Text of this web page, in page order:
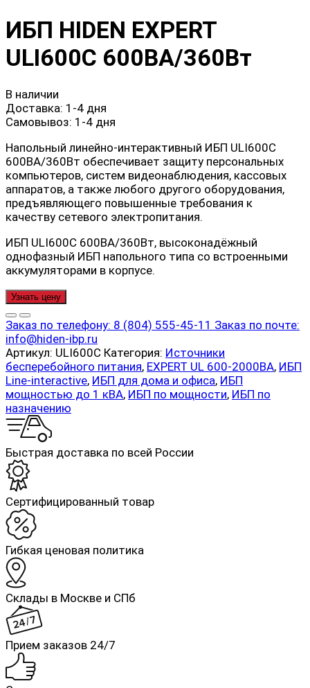
ИБП HIDEN EXPERT
ULI600С 600ВА/360Вт
В наличии
Доставка: 1-4 дня
Самовывоз: 1-4 дня
Напольный линейно-интерактивный ИБП ULI600С
600ВА/360Вт обеспечивает защиту персональных
компьютеров, систем видеонаблюдения, кассовых
аппаратов, а также любого другого оборудования,
предъявляющего повышенные требования к
качеству сетевого электропитания.
ИБП ULI600С 600ВА/360Вт, высоконадёжный
однофазный ИБП напольного типа со встроенными
аккумуляторами в корпусе.
Узнать цену
Заказ по телефону: 8 (804) 555-45-11 Заказ по почте:
info@hiden-ibp.ru
Артикул: ULI600С Категория: Источники
бесперебойного питания, EXPERT UL 600-2000ВА, ИБП
Line-interactive, ИБП для дома и офиса, ИБП
мощностью до 1 кВА, ИБП по мощности, ИБП по
назначению
Быстрая доставка по всей России
Cертифицированный товар
Гибкая ценовая политика
Склады в Москве и СПб
Прием заказов 24/7